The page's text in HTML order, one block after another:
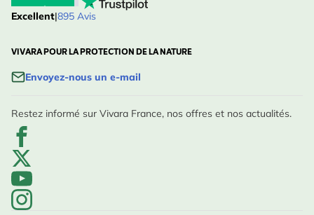
Excellent|895 Avis
VIVARA POUR LA PROTECTION DE LA NATURE
Envoyez-nous un e-mail
Restez informé sur Vivara France, nos offres et nos actualités.